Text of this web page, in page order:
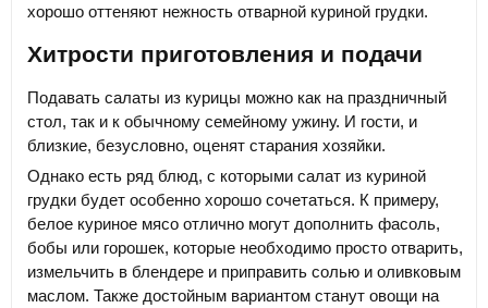
хорошо оттеняют нежность отварной куриной грудки.
Хитрости приготовления и подачи
Подавать салаты из курицы можно как на праздничный
стол, так и к обычному семейному ужину. И гости, и
близкие, безусловно, оценят старания хозяйки.
Однако есть ряд блюд, с которыми салат из куриной
грудки будет особенно хорошо сочетаться. К примеру,
белое куриное мясо отлично могут дополнить фасоль,
бобы или горошек, которые необходимо просто отварить,
измельчить в блендере и приправить солью и оливковым
маслом. Также достойным вариантом станут овощи на